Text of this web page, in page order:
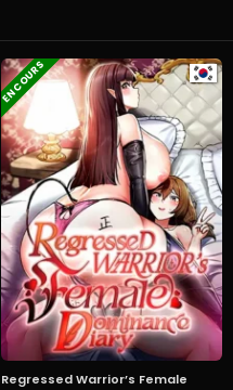
EN COURS
Regressed Warrior’s Female